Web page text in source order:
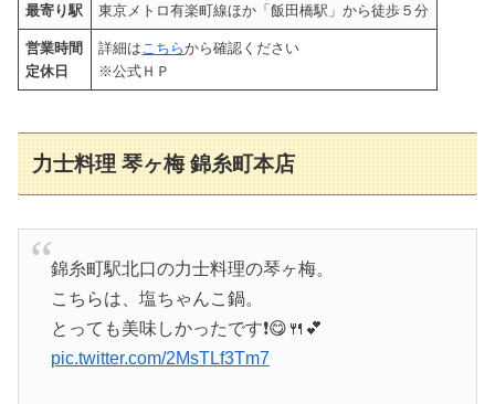
最寄り駅 東京メトロ有楽町線ほか「飯田橋駅」から徒歩５分
営業時間
定休日
詳細は こちらから確認ください
※公式ＨＰ
力士料理 琴ヶ梅 錦糸町本店
錦糸町駅北口の力士料理の琴ヶ梅。
こちらは、塩ちゃんこ鍋。
とっても美味しかったです❗😋🍴💕
pic.twitter.com/2MsTLf3Tm7